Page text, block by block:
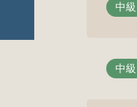
中級
中級